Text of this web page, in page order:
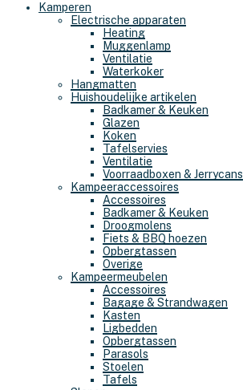
Kamperen
Electrische apparaten
Heating
Muggenlamp
Ventilatie
Waterkoker
Hangmatten
Huishoudelijke artikelen
Badkamer & Keuken
Glazen
Koken
Tafelservies
Ventilatie
Voorraadboxen & Jerrycans
Kampeeraccessoires
Accessoires
Badkamer & Keuken
Droogmolens
Fiets & BBQ hoezen
Opbergtassen
Overige
Kampeermeubelen
Accessoires
Bagage & Strandwagen
Kasten
Ligbedden
Opbergtassen
Parasols
Stoelen
Tafels